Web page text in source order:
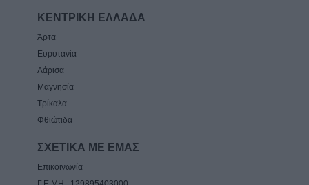
ΚΕΝΤΡΙΚΗ ΕΛΛΑΔΑ
Άρτα
Ευρυτανία
Λάρισα
Μαγνησία
Τρίκαλα
Φθιώτιδα
ΣΧΕΤΙΚΑ ΜΕ ΕΜΑΣ
Επικοινωνία